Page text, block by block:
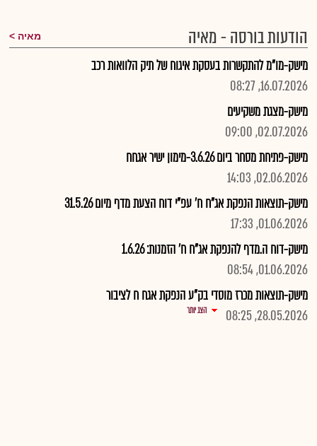
הודעות בורסה - מאיה מאיה
מישק-מו"מ להתקשרות בעסקת איגוח של תיק הלוואות רכב
16.07.2026, 08:27
מישק-מצגת משקיעים
02.07.2026, 09:00
מישק-פתיחת מסחר ביום 3.6.26-מימון ישיר אגחח
02.06.2026, 14:03
מישק-תוצאות הנפקת אג"ח ח' עפ"י דוח הצעת מדף מיום 31.5.26
01.06.2026, 17:33
מישק-דוח ה.מדף להנפקת אג"ח ח' הזמנות: 1.6.26
01.06.2026, 08:54
מישק-תוצאות מכרז מוסדי בק"ע הנפקת אגח ח לציבור
28.05.2026, 08:25
הצג יותר